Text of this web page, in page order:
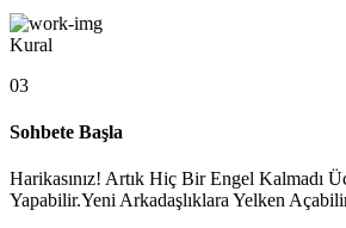
Kural
03
Sohbete Başla
Harikasınız! Artık Hiç Bir Engel Kalmadı
Yapabilir.Yeni Arkadaşlıklara Yelken